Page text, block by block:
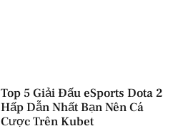
Top 5 Giải Đấu eSports Dota 2
Hấp Dẫn Nhất Bạn Nên Cá
Cược Trên Kubet